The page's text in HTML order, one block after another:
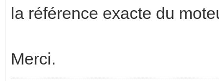
la référence exacte du
Merci.